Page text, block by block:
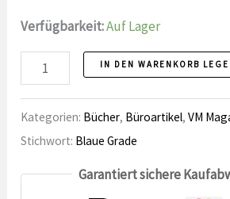
Verfügbarkeit:Auf Lager
Lesezeichen-
Nummer
IN DEN WARENKORB
Kategorien: Bücher, Büroartikel,VM
Stichwort: Blaue Grade
Garantiert sichere